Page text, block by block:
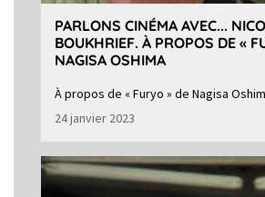
PARLONS CINÉMA AVEC...
BOUKHRIEF. À PROPOS DE «
NAGISA OSHIMA
À propos de « Furyo » de Nagisa
24 janvier 2023